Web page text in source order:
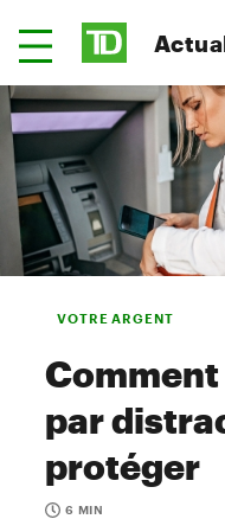
VOTRE ARGENT
par
protéger
6 MIN